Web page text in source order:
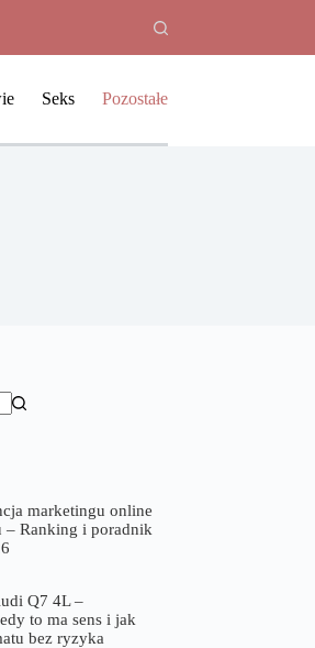
Seks Pozostałe
marketingu online
– Ranking i poradnik
Q7 4L –
to ma sens i jak
bez ryzyka